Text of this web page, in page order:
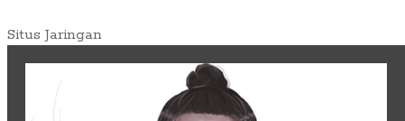
Situs Jaringan